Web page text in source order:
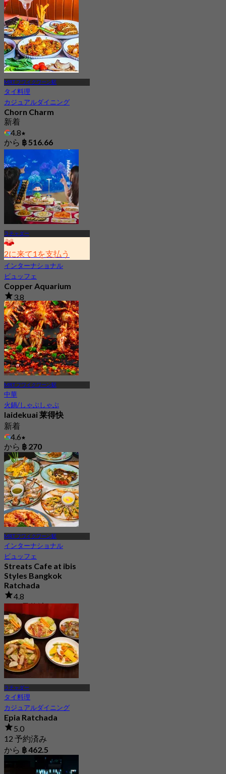
Ratchada
新着
から฿ 199.5
MRT フワイクワーン駅
タイ料理
カジュアルダイニング
Chorn Charm
新着
4.8
から ฿ 516.66
ラチャダー
2に来て1を支払う
インターナショナル
ビュッフェ
Copper Aquarium
3.8
2.9K 予約済み
から฿ 549
MRT フワイクワーン駅
中華
火鍋/しゃぶしゃぶ
laidekuai 莱得快
新着
4.6
から ฿ 270
MRT フワイクワーン駅
インターナショナル
ビュッフェ
Streats Cafe at ibis
Styles Bangkok
Ratchada
4.8
6.1K 予約済み
から฿ 325
ラチャダー
タイ料理
カジュアルダイニング
Epia Ratchada
5.0
12 予約済み
から ฿ 462.5